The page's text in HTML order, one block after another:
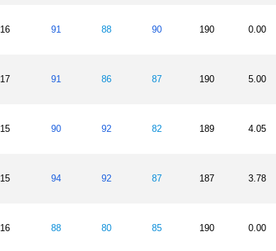
16 91 88 90 190 0.00
17 91 86 87 190 5.00
15 90 92 82 189 4.05
15 94 92 87 187 3.78
16 88 80 85 190 0.00